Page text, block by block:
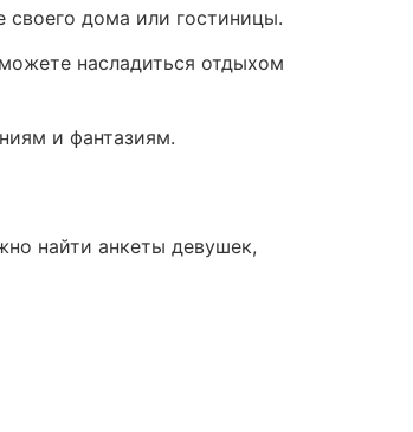
дома или гостиницы.
насладиться отдыхом
и фантазиям.
найти анкеты девушек,